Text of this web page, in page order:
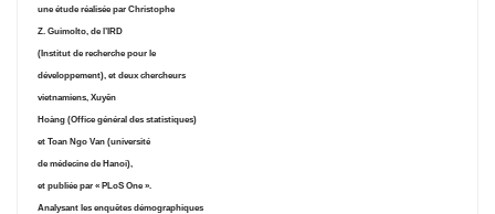
une étude réalisée par Christophe
Z. Guimolto, de l’IRD
(Institut de recherche pour le
développement), et deux chercheurs
vietnamiens, Xuyên
Hoàng (Office général des statistiques)
et Toan Ngo Van (université
de médecine de Hanoi),
et publiée par « PLoS One ».
Analysant les enquêtes démographiques